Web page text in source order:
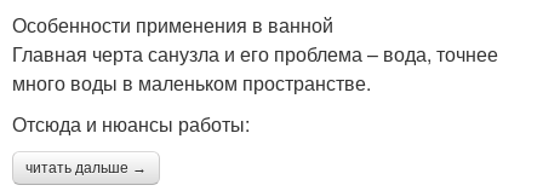
Особенности применения в ванной
Главная черта санузла и его проблема – вода, точнее
много воды в маленьком пространстве.
Отсюда и нюансы работы:
читать дальше →